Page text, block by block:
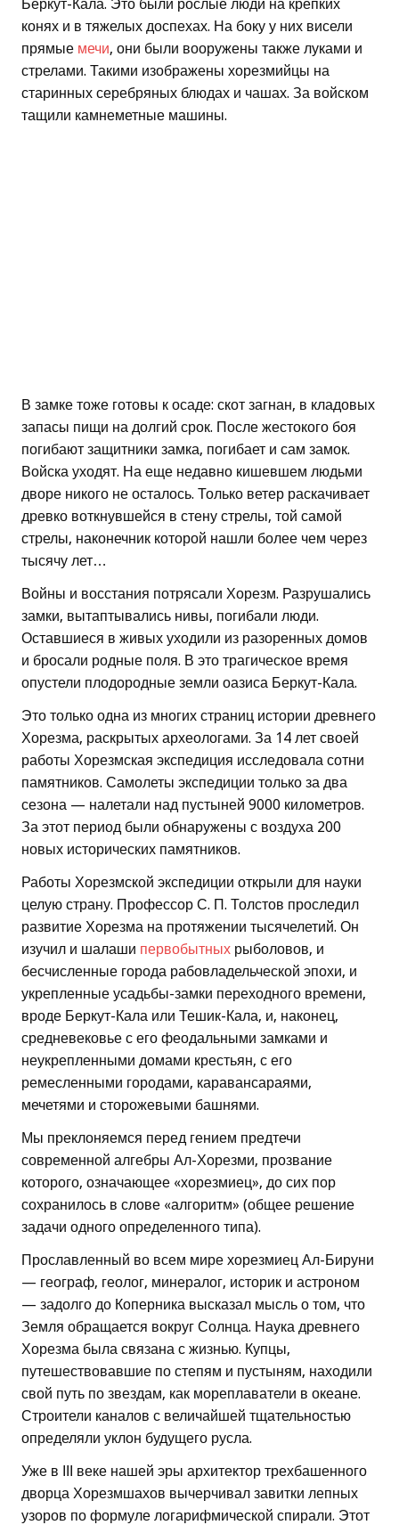
Беркут-Кала. Это были рослые люди на крепких
конях и в тяжелых доспехах. На боку у них висели
прямые мечи, они были вооружены также луками и
стрелами. Такими изображены хорезмийцы на
старинных серебряных блюдах и чашах. За войском
тащили камнеметные машины.
В замке тоже готовы к осаде: скот загнан, в кладовых
запасы пищи на долгий срок. После жестокого боя
погибают защитники замка, погибает и сам замок.
Войска уходят. На еще недавно кишевшем людьми
дворе никого не осталось. Только ветер раскачивает
древко воткнувшейся в стену стрелы, той самой
стрелы, наконечник которой нашли более чем через
тысячу лет…
Войны и восстания потрясали Хорезм. Разрушались
замки, вытаптывались нивы, погибали люди.
Оставшиеся в живых уходили из разоренных домов
и бросали родные поля. В это трагическое время
опустели плодородные земли оазиса Беркут-Кала.
Это только одна из многих страниц истории древнего
Хорезма, раскрытых археологами. За 14 лет своей
работы Хорезмская экспедиция исследовала сотни
памятников. Самолеты экспедиции только за два
сезона — налетали над пустыней 9000 километров.
За этот период были обнаружены с воздуха 200
новых исторических памятников.
Работы Хорезмской экспедиции открыли для науки
целую страну. Профессор С. П. Толстов проследил
развитие Хорезма на протяжении тысячелетий. Он
изучил и шалаши первобытных рыболовов, и
бесчисленные города рабовладельческой эпохи, и
укрепленные усадьбы-замки переходного времени,
вроде Беркут-Кала или Тешик-Кала, и, наконец,
средневековье с его феодальными замками и
неукрепленными домами крестьян, с его
ремесленными городами, каравансараями,
мечетями и сторожевыми башнями.
Мы преклоняемся перед гением предтечи
современной алгебры Ал-Хорезми, прозвание
которого, означающее «хорезмиец», до сих пор
сохранилось в слове «алгоритм» (общее решение
задачи одного определенного типа).
Прославленный во всем мире хорезмиец Ал-Бируни
— географ, геолог, минералог, историк и астроном
— задолго до Коперника высказал мысль о том, что
Земля обращается вокруг Солнца. Наука древнего
Хорезма была связана с жизнью. Купцы,
путешествовавшие по степям и пустыням, находили
свой путь по звездам, как мореплаватели в океане.
Строители каналов с величайшей тщательностью
определяли уклон будущего русла.
Уже в ІІІ веке нашей эры архитектор трехбашенного
дворца Хорезмшахов вычерчивал завитки лепных
узоров по формуле логарифмической спирали. Этот